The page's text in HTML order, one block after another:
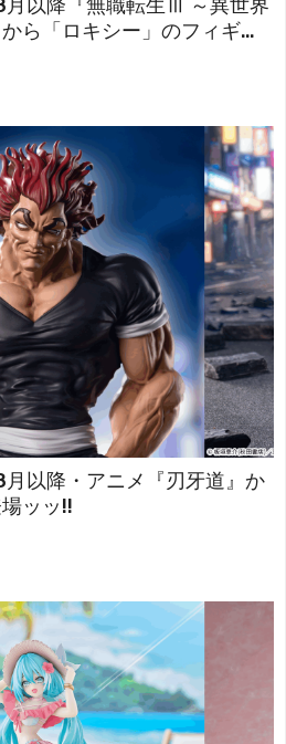
以降『無職転生Ⅲ ～異世界
ら「ロキシー」のフィギュ
以降・アニメ『刃牙道』か
ッッ!!